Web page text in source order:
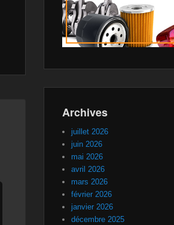
Archives
juillet 2026
juin 2026
mai 2026
avril 2026
mars 2026
février 2026
janvier 2026
décembre 2025